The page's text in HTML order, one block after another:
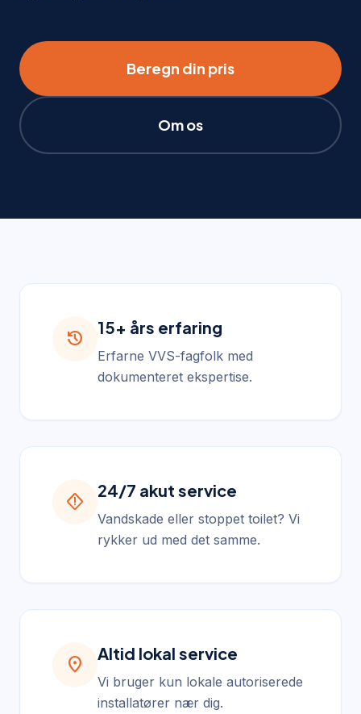
Beregn din pris
Om os
history
15+ års erfaring
Erfarne VVS-fagfolk med
dokumenteret ekspertise.
emergency_home
24/7 akut service
Vandskade eller stoppet toilet? Vi
rykker ud med det samme.
location_on
Altid lokal service
Vi bruger kun lokale autoriserede
installatører nær dig.